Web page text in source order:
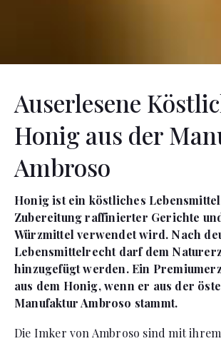
Auserlesene
Honig aus der
Ambroso
Honig ist ein köstliches
Zubereitung raffinierter Gerichte
Würzmittel verwendet wird. Nach
Lebensmittelrecht darf dem
hinzugefügt werden. Ein
aus dem Honig, wenn er aus der
Manufaktur Ambroso stammt.
Die Imker von Ambroso sind mit ihrem